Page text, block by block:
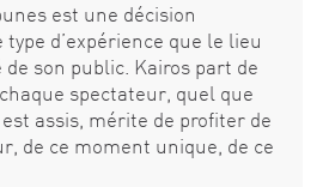
est une décision
d’expérience que le lieu
son public. Kairos part de
spectateur, quel que
assis, mérite de profiter de
de ce moment unique, de ce